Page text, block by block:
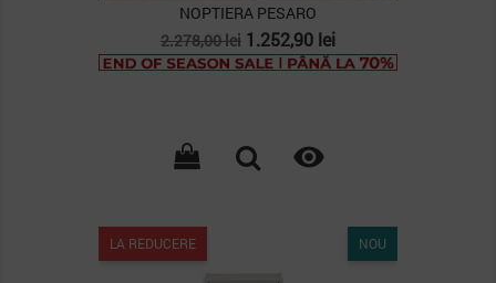
NOPTIERA PESARO
Pret
de
2.278,00 lei Pret
1.252,90 lei

LA REDUCERE NOU